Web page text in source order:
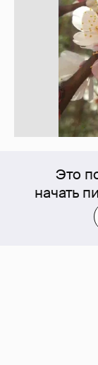
Это
начать